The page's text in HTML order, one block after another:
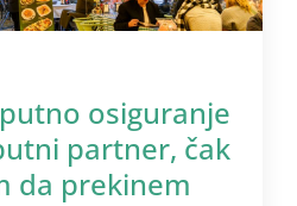
osiguranje
partner, čak
da prekinem